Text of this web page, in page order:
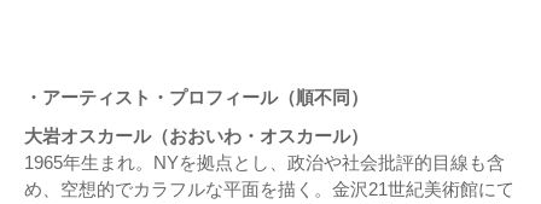
・アーティスト・プロフィール（順不同）
大岩オスカール（おおいわ・オスカール）
1965年生まれ。NYを拠点とし、政治や社会批評的目線も含
め、空想的でカラフルな平面を描く。金沢21世紀美術館にて